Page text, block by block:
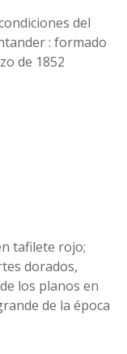
del
: formado
de 1852
tafilete rojo;
dorados,
los planos en
de la época